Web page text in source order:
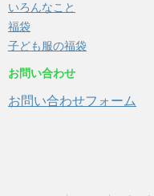
いろんなこと
福袋
子ども服の福袋
お問い合わせ
お問い合わせフォーム